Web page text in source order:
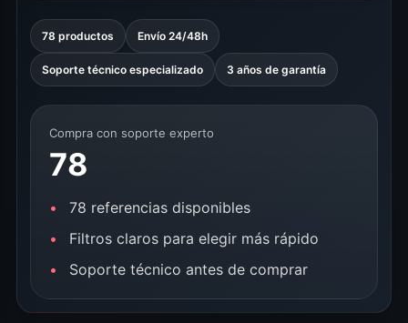
78 productos Envío 24/48h
Soporte técnico especializado 3 años de garantía
Compra con soporte experto
78
78 referencias disponibles
Filtros claros para elegir más rápido
Soporte técnico antes de comprar